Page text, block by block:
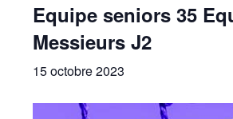
Equipe seniors 35
Messieurs J2
15 octobre 2023